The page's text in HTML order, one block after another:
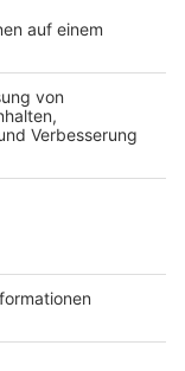
haben.
Erft
langsam